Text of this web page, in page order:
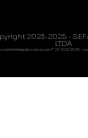
2023-2025 -
LTDA
conformidade com a Lei nº 13.709/2018 -